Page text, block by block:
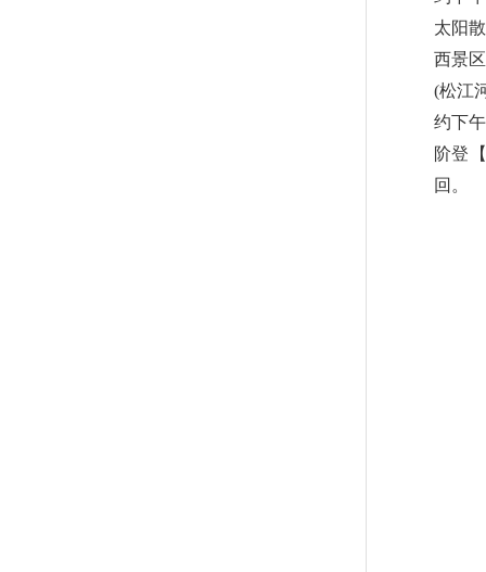
太阳
西景
(松江
约下
阶登
回。